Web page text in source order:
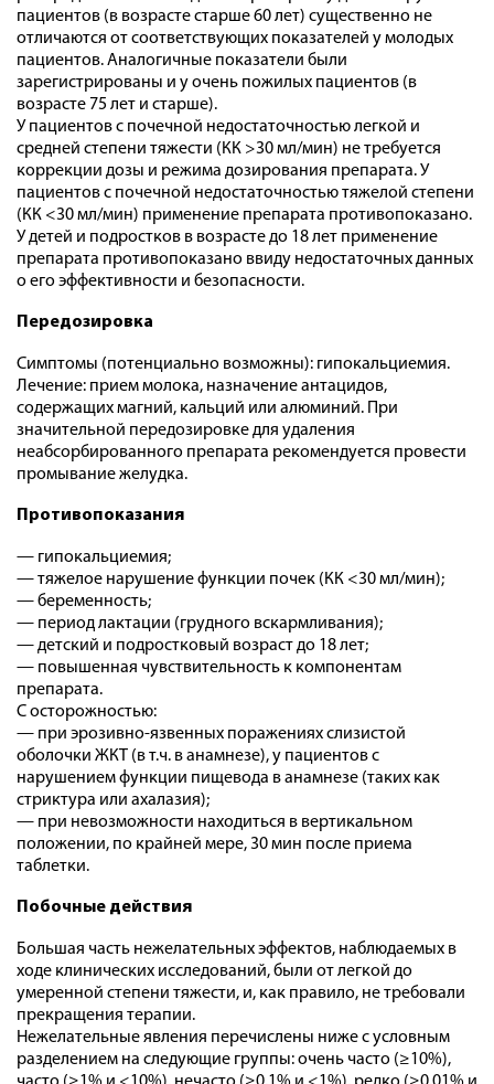
пациентов (в возрасте старше 60 лет) существенно не
отличаются от соответствующих показателей у молодых
пациентов. Аналогичные показатели были
зарегистрированы и у очень пожилых пациентов (в
возрасте 75 лет и старше).
У пациентов с почечной недостаточностью легкой и
средней степени тяжести (КК >30 мл/мин) не требуется
коррекции дозы и режима дозирования препарата. У
пациентов с почечной недостаточностью тяжелой степени
(КК <30 мл/мин) применение препарата противопоказано.
У детей и подростков в возрасте до 18 лет применение
препарата противопоказано ввиду недостаточных данных
о его эффективности и безопасности.
Передозировка
Симптомы (потенциально возможны): гипокальциемия.
Лечение: прием молока, назначение антацидов,
содержащих магний, кальций или алюминий. При
значительной передозировке для удаления
неабсорбированного препарата рекомендуется провести
промывание желудка.
Противопоказания
— гипокальциемия;
— тяжелое нарушение функции почек (КК <30 мл/мин);
— беременность;
— период лактации (грудного вскармливания);
— детский и подростковый возраст до 18 лет;
— повышенная чувствительность к компонентам
препарата.
С осторожностью:
— при эрозивно-язвенных поражениях слизистой
оболочки ЖКТ (в т.ч. в анамнезе), у пациентов с
нарушением функции пищевода в анамнезе (таких как
стриктура или ахалазия);
— при невозможности находиться в вертикальном
положении, по крайней мере, 30 мин после приема
таблетки.
Побочные действия
Большая часть нежелательных эффектов, наблюдаемых в
ходе клинических исследований, были от легкой до
умеренной степени тяжести, и, как правило, не требовали
прекращения терапии.
Нежелательные явления перечислены ниже с условным
разделением на следующие группы: очень часто (≥10%),